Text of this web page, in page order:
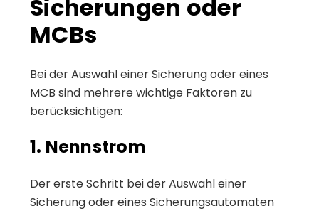
Sicherungen oder
MCBs
Bei der Auswahl einer Sicherung oder eines
MCB sind mehrere wichtige Faktoren zu
berücksichtigen:
1. Nennstrom
Der erste Schritt bei der Auswahl einer
Sicherung oder eines Sicherungsautomaten